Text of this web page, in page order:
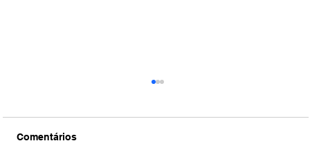
Comentários